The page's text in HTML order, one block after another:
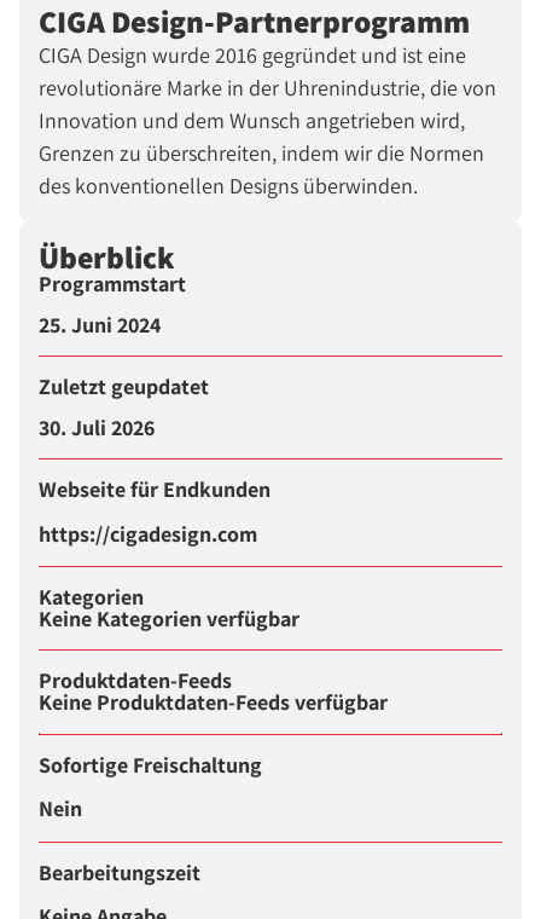
CIGA Design-Partnerprogramm
CIGA Design wurde 2016 gegründet und ist eine
revolutionäre Marke in der Uhrenindustrie, die von
Innovation und dem Wunsch angetrieben wird,
Grenzen zu überschreiten, indem wir die Normen
des konventionellen Designs überwinden.
Überblick
Programmstart
25. Juni 2024
Zuletzt geupdatet
30. Juli 2026
Webseite für Endkunden
https://cigadesign.com
Kategorien
Keine Kategorien verfügbar
Produktdaten-Feeds
Keine Produktdaten-Feeds verfügbar
Sofortige Freischaltung
Nein
Bearbeitungszeit